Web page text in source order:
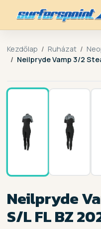
Kezdőlap Ruházat
Neilpryde Vamp 3/2
Neilpryde
S/L FL BZ